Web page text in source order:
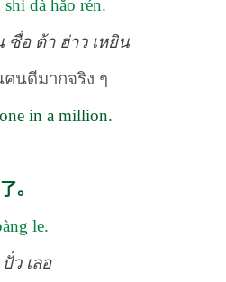
dà hăo rén.
ซื่อ ต้า ฮ่าว เหยิน
นดีมากจริง ๆ
in a million.
。
le.
ว เลอ